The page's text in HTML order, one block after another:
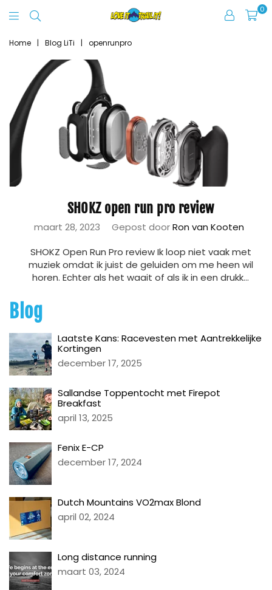
It
Trail
0
Home | Blog LiTi | openrunpro
SHOKZ open run pro review
maart 28, 2023 Gepost doorRon van Kooten
SHOKZ Open Run Pro review Ik loop niet vaak met
muziek omdat ik juist de geluiden om me heen wil
horen. Echter als het waait of als ik in een drukk...
Blog
Laatste Kans: Racevesten met Aantrekkelijke
Kortingen
december 17, 2025
Sallandse Toppentocht met Firepot
Breakfast
april 13, 2025
Fenix E-CP
december 17, 2024
Dutch Mountains VO2max Blond
april 02, 2024
Long distance running
maart 03, 2024